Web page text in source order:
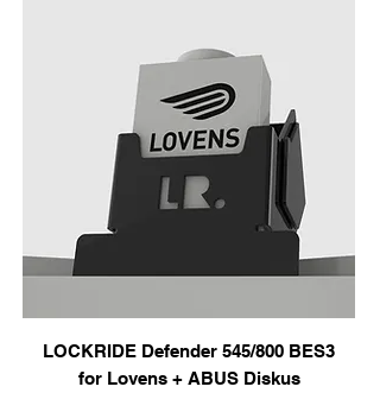
LOCKRIDE Defender 545/800 BES3
for Lovens + ABUS Diskus